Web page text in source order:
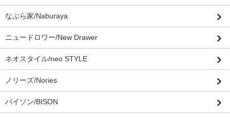
なぶら家/Naburaya
ニュードロワー/New Drawer
ネオスタイル/neo STYLE
ノリーズ/Nories
バイソン/BISON